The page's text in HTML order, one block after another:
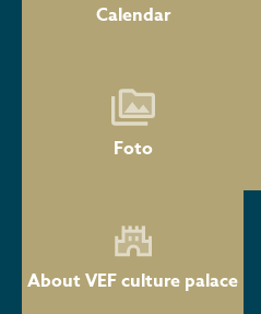
Calendar
Foto
About VEF culture palace